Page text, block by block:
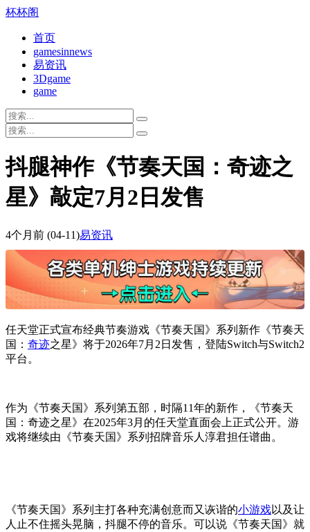
杯杯阁
首页
gamesinnews
易资讯
3Dgame
game
抖腿神作《节奏天国：奇迹之
星》敲定7月2日发售
4个月前 (04-11)易资讯
任天堂正式宣布经典节奏游戏《节奏天国》系列新作《节奏天
国： 奇迹之星》将于2026年7月2日发售，登陆Switch与Switch2
平台。
作为《节奏天国》系列第五部，时隔11年的新作，《节奏天
国：奇迹之星》在2025年3月的任天堂直面会上正式公开。游
戏将继续由《节奏天国》系列招牌音乐人淳君担任谱曲。
《节奏天国》系列主打各种充满创意而又诙谐的小游戏以及让
人止不住摇头晃脑，抖腿不停的音乐。可以说《节奏天国》就